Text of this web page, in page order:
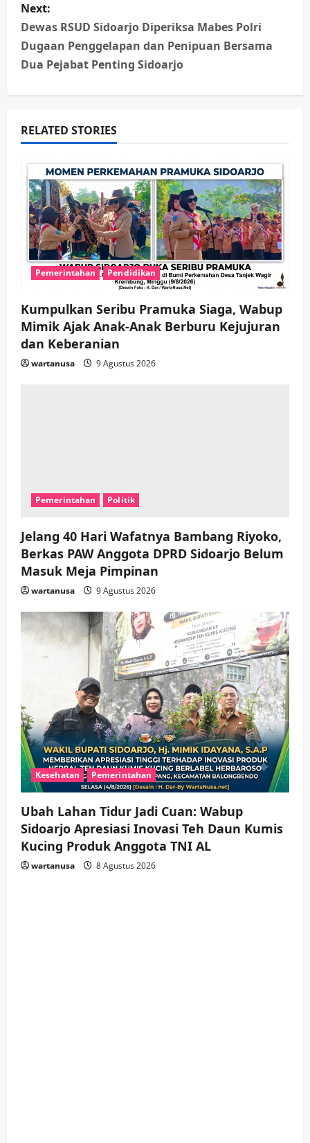
t
n
i
g
a
o
n
Next:
Dewas RSUD Sidoarjo Diperiksa Mabes Polri
Dugaan Penggelapan dan Penipuan Bersama
Dua Pejabat Penting Sidoarjo
RELATED STORIES
Pemerintahan Pendidikan
Kumpulkan Seribu Pramuka Siaga, Wabup
Mimik Ajak Anak-Anak Berburu Kejujuran
dan Keberanian
wartanusa 9 Agustus 2026
Pemerintahan Politik
Jelang 40 Hari Wafatnya Bambang Riyoko,
Berkas PAW Anggota DPRD Sidoarjo Belum
Masuk Meja Pimpinan ​
wartanusa 9 Agustus 2026
Kesehatan Pemerintahan
Ubah Lahan Tidur Jadi Cuan: Wabup
Sidoarjo Apresiasi Inovasi Teh Daun Kumis
Kucing Produk Anggota TNI AL
wartanusa 8 Agustus 2026